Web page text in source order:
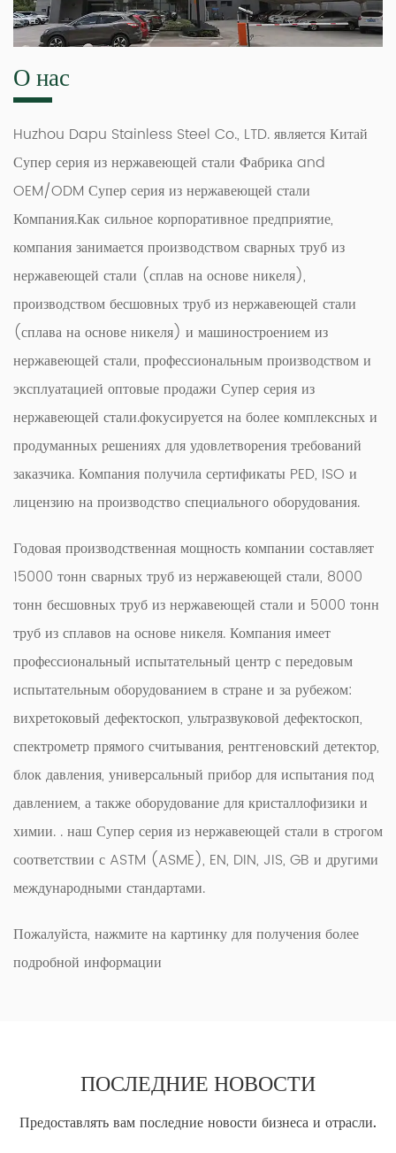
О нас
Huzhou Dapu Stainless Steel Co., LTD. являетсяКитай
Супер серия из нержавеющей стали Фабрикаand
OEM/ODM Супер серия из нержавеющей стали
Компания.Как сильное корпоративное предприятие,
компания занимается производством сварных труб из
нержавеющей стали (сплав на основе никеля),
производством бесшовных труб из нержавеющей стали
(сплава на основе никеля) и машиностроением из
нержавеющей стали, профессиональным производством и
эксплуатацией оптовые продажи Супер серия из
нержавеющей стали.фокусируется на более комплексных и
продуманных решениях для удовлетворения требований
заказчика. Компания получила сертификаты PED, ISO и
лицензию на производство специального оборудования.
Годовая производственная мощность компании составляет
15000 тонн сварных труб из нержавеющей стали, 8000
тонн бесшовных труб из нержавеющей стали и 5000 тонн
труб из сплавов на основе никеля. Компания имеет
профессиональный испытательный центр с передовым
испытательным оборудованием в стране и за рубежом:
вихретоковый дефектоскоп, ультразвуковой дефектоскоп,
спектрометр прямого считывания, рентгеновский детектор,
блок давления, универсальный прибор для испытания под
давлением, а также оборудование для кристаллофизики и
химии. . нашСупер серия из нержавеющей стали в строгом
соответствии с ASTM (ASME), EN, DIN, JIS, GB и другими
международными стандартами.
Пожалуйста, нажмите на картинку для получения более
подробной информации
ПОСЛЕДНИЕ НОВОСТИ
Предоставлять вам последние новости бизнеса и отрасли.